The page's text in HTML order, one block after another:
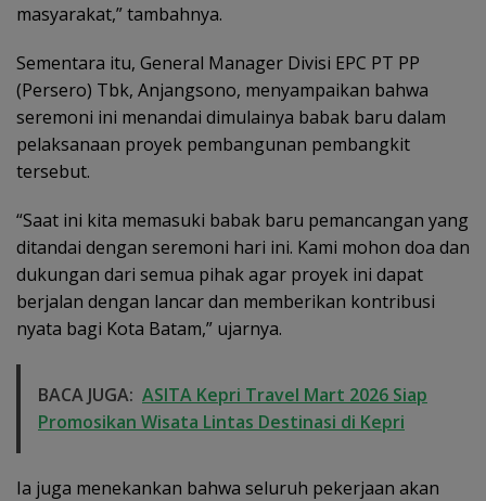
masyarakat,” tambahnya.
Sementara itu, General Manager Divisi EPC PT PP
(Persero) Tbk, Anjangsono, menyampaikan bahwa
seremoni ini menandai dimulainya babak baru dalam
pelaksanaan proyek pembangunan pembangkit
tersebut.
“Saat ini kita memasuki babak baru pemancangan yang
ditandai dengan seremoni hari ini. Kami mohon doa dan
dukungan dari semua pihak agar proyek ini dapat
berjalan dengan lancar dan memberikan kontribusi
nyata bagi Kota Batam,” ujarnya.
BACA JUGA: ASITA Kepri Travel Mart 2026 Siap
Promosikan Wisata Lintas Destinasi di Kepri
Ia juga menekankan bahwa seluruh pekerjaan akan